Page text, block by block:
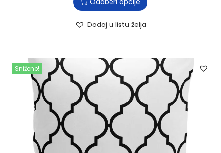
Dodaj u listu želja
Sniženo!